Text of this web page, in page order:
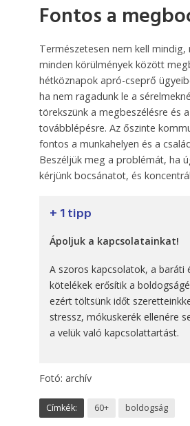
Fontos a
Természetesen nem kell mindig,
minden körülmények között
hétköznapok apró-cseprő
ha nem ragadunk le a
törekszünk a megbeszélésre és a
továbblépésre. Az őszinte
fontos a munkahelyen és a
Beszéljük meg a problémát, ha
kérjünk bocsánatot, és
+ 1 tipp
Ápoljuk a kapcsolatainkat!
A szoros kapcsolatok, a baráti
kötelékek erősítik a
ezért töltsünk időt
stressz, mókuskerék ellenére
a velük való kapcsolattartást.
Fotó: archív
Címkék: 60+ boldogság